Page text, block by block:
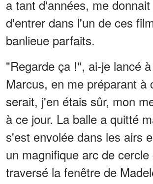
a tant d'années, me
d'entrer dans l'un de ces
banlieue parfaits.
"Regarde ça !", ai-je lancé
Marcus, en me préparant à
serait, j'en étais sûr, mon
à ce jour. La balle a quitté
s'est envolée dans les airs
un magnifique arc de cercle
traversé la fenêtre de